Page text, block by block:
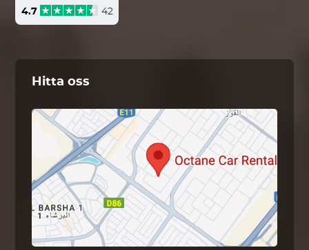
4.7 42
Hitta oss